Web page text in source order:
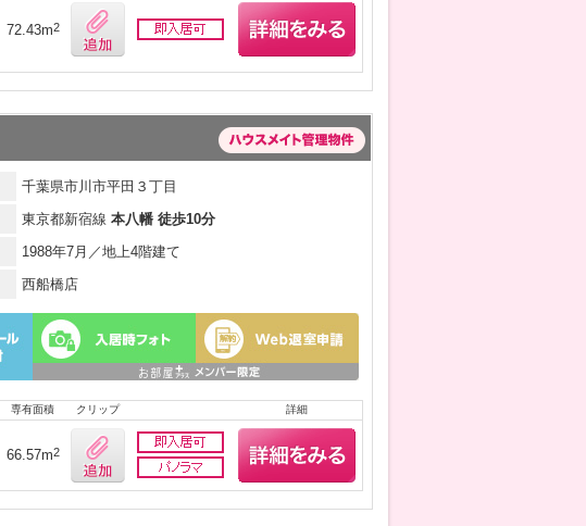
72.43m2
千葉県市川市平田３丁目
東京都新宿線 本八幡 徒歩10分
1988年7月／地上4階建て
西船橋店
専有面積 クリップ 詳細
66.57m2